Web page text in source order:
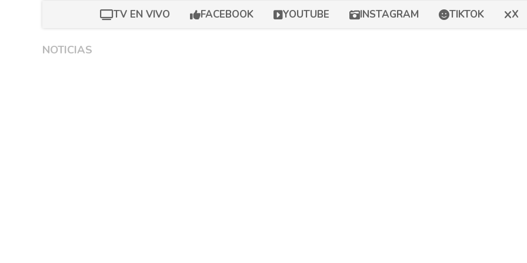
TV EN VIVO FACEBOOK YOUTUBE INSTAGRAM TIKTOK X
NOTICIAS